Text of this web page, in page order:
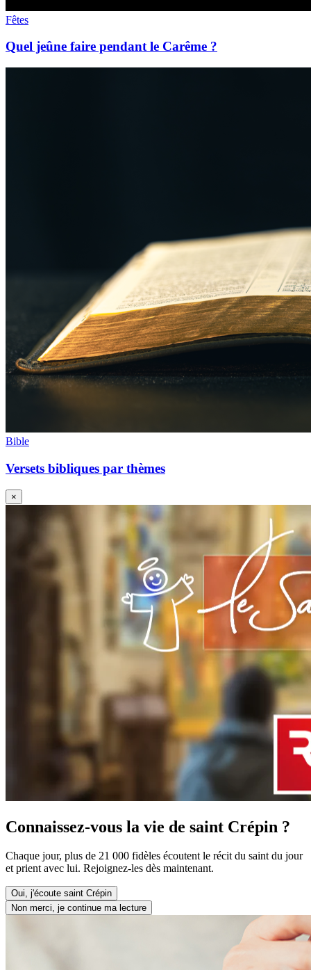
Fêtes
Quel jeûne faire pendant le Carême ?
Bible
Versets bibliques par thèmes
×
Connaissez-vous la vie de saint Crépin ?
Chaque jour, plus de 21 000 fidèles écoutent le récit du saint du jour
et prient avec lui. Rejoignez-les dès maintenant.
Oui, j'écoute saint Crépin
Non merci, je continue ma lecture